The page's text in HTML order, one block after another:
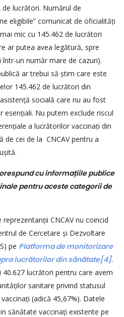
lucrători. Numărul de
eligibile” comunicat de oficialități
mic cu 145.462 de lucrători
ar putea avea legătură, spre
un număr mare de cazuri).
ar trebui să știm care este
145.462 de lucrători din
socială care nu au fost
esențiali. Nu putem exclude riscul
a lucrătorilor vaccinați din
de cei de la CNCAV pentru a
cu informațiile publice
pentru aceste categorii de
CNCAV nu coincid
de Cercetare și Dezvoltare
pe Platforma de monitorizare
lucrătorilor din sănătate[4].
lucrători pentru care avem
sanitare privind statusul
(adică 45,67%). Datele
sănătate vaccinați existente pe